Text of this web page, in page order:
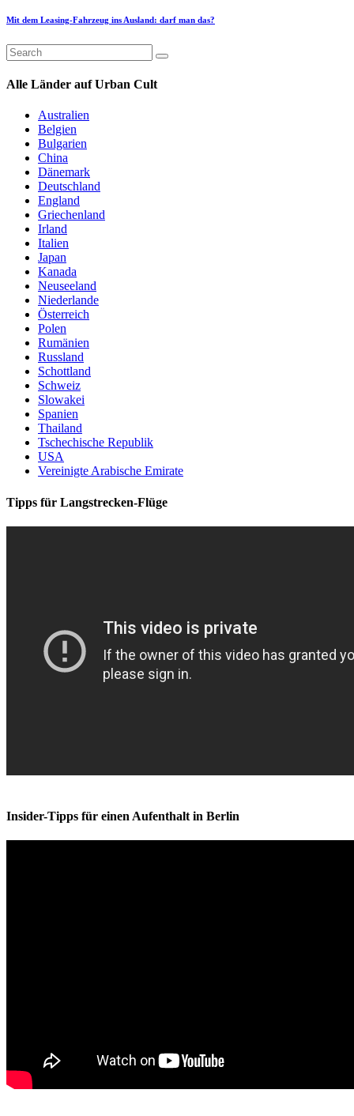
Mit dem Leasing-Fahrzeug ins Ausland: darf man das?
Alle Länder auf Urban Cult
Australien
Belgien
Bulgarien
China
Dänemark
Deutschland
England
Griechenland
Irland
Italien
Japan
Kanada
Neuseeland
Niederlande
Österreich
Polen
Rumänien
Russland
Schottland
Schweiz
Slowakei
Spanien
Thailand
Tschechische Republik
USA
Vereinigte Arabische Emirate
Tipps für Langstrecken-Flüge
Insider-Tipps für einen Aufenthalt in Berlin